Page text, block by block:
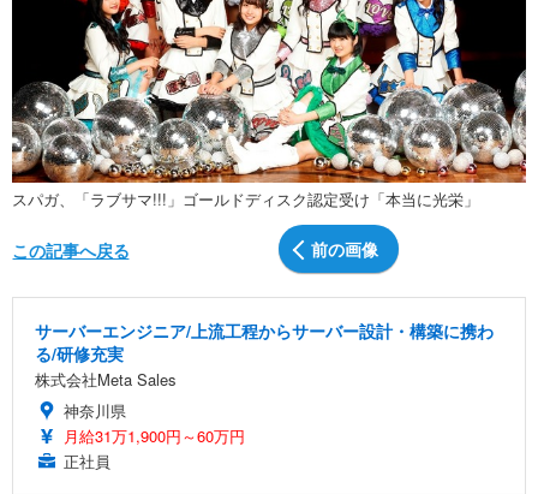
スパガ、「ラブサマ!!!」ゴールドディスク認定受け「本当に光栄」
前の画像
この記事へ戻る
サーバーエンジニア/上流工程からサーバー設計・構築に携わ
る/研修充実
株式会社Meta Sales
神奈川県
月給31万1,900円～60万円
正社員